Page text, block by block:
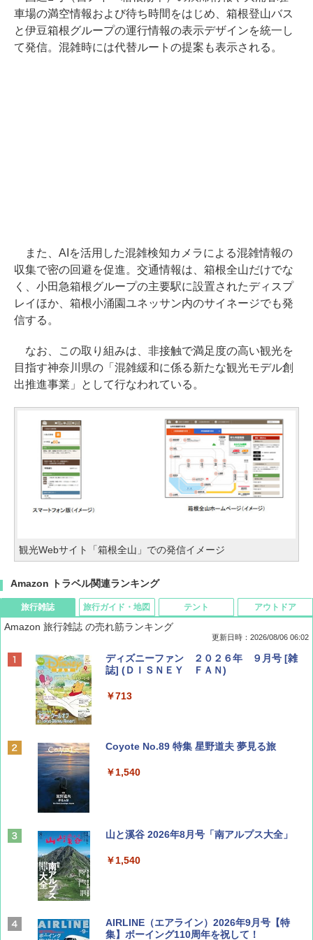
車場の満空情報および待ち時間をはじめ、箱根登山バス
と伊豆箱根グループの運行情報の表示デザインを統一し
て発信。混雑時には代替ルートの提案も表示される。
また、AIを活用した混雑検知カメラによる混雑情報の
収集で密の回避を促進。交通情報は、箱根全山だけでな
く、小田急箱根グループの主要駅に設置されたディスプ
レイほか、箱根小涌園ユネッサン内のサイネージでも発
信する。
なお、この取り組みは、非接触で満足度の高い観光を
目指す神奈川県の「混雑緩和に係る新たな観光モデル創
出推進事業」として行なわれている。
観光Webサイト「箱根全山」での発信イメージ
Amazon トラベル関連ランキング
旅行雑誌
Amazon 旅行雑誌 の売れ筋ランキング
更新日時：2026/08/06 06:02
ディズニーファン ２０２６年 ９月号 [雑
誌] (ＤＩＳＮＥＹ ＦＡＮ)
￥713
Coyote No.89 特集 星野道夫 夢見る旅
￥1,540
山と溪谷 2026年8月号「南アルプス大全」
￥1,540
AIRLINE（エアライン）2026年9月号【特
集】ボーイング110周年を祝して！
旅行ガイド・地図 テント アウトドア